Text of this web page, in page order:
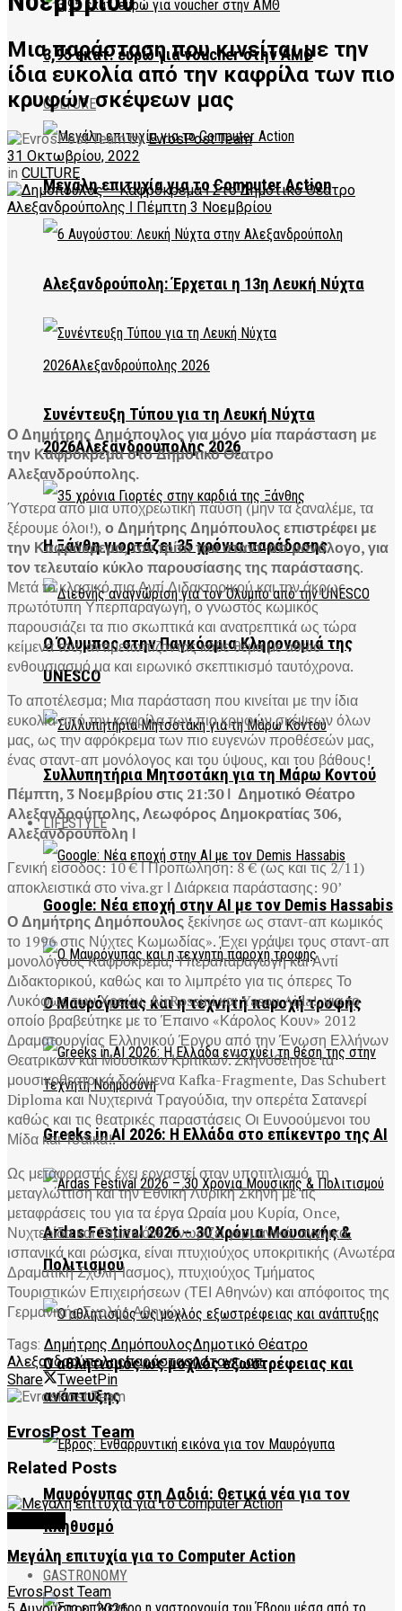
3,95 εκατ. ευρώ για voucher στην ΑΜΘ
CULTURE
Μεγάλη επιτυχία για το Computer Action
Αλεξανδρούπολη: Έρχεται η 13η Λευκή Νύχτα
Συνέντευξη Τύπου για τη Λευκή Νύχτα
2026Αλεξανδρούπολης 2026
Η Ξάνθη γιορτάζει 35 χρόνια παράδοσης
Ο Όλυμπος στην Παγκόσμια Κληρονομιά της
UNESCO
Συλλυπητήρια Μητσοτάκη για τη Μάρω Κοντού
LIFESTYLE
Google: Νέα εποχή στην AI με τον Demis Hassabis
Ο Μαυρόγυπας και η τεχνητή παροχή τροφής
Greeks in AI 2026: Η Ελλάδα στο επίκεντρο της AI
Ardas Festival 2026 – 30 Χρόνια Μουσικής &
Πολιτισμού
Ο αθλητισμός ως μοχλός εξωστρέφειας και
ανάπτυξης
Μαυρόγυπας στη Δαδιά: Θετικά νέα για τον
πληθυσμό
GASTRONOMY
Μια παράσταση που κινείται με την
ίδια ευκολία από την καφρίλα των πιο
κρυφών σκέψεων μας
by EvrosPost Team
31 Οκτωβρίου, 2022
in CULTURE
Ο Δημήτρης Δημόπουλος για μόνο μία παράσταση με
την Καφρόκρεμα στο Δημοτικό Θέατρο
Αλεξανδρούπολης.
Ύστερα από μια υποχρεωτική παύση (μην τα ξαναλέμε, τα
ξέρουμε όλοι!), ο Δημήτρης Δημόπουλος επιστρέφει με
την Καφρόκρεμα, τον τρίτο του σταντ-απ μονόλογο, για
τον τελευταίο κύκλο παρουσίασης της παράστασης.
Μετά το κλασικό πια Αντί Διδακτορικού και την άκρως
πρωτότυπη Υπερπαραγωγή, ο γνωστός κωμικός
παρουσιάζει τα πιο σκωπτικά και ανατρεπτικά ως τώρα
κείμενά του, αντιμετωπίζοντας κάθε θέμα με αθώο
ενθουσιασμό μα και ειρωνικό σκεπτικισμό ταυτόχρονα.
Το αποτέλεσμα; Μια παράσταση που κινείται με την ίδια
ευκολία από την καφρίλα των πιο κρυφών σκέψεων όλων
μας, ως την αφρόκρεμα των πιο ευγενών προθέσεών μας,
ένας σταντ-απ μονόλογος και του ύψους, και του βάθους!
Πέμπτη, 3 Νοεμβρίου στις 21:30 ǀ Δημοτικό Θέατρο
Αλεξανδρούπολης, Λεωφόρος Δημοκρατίας 306,
Αλεξανδρούπολη ǀ
Γενική είσοδος: 10 € ǀ Προπώληση: 8 € (ως και τις 2/11)
αποκλειστικά στο viva.gr ǀ Διάρκεια παράστασης: 90’
Ο Δημήτρης Δημόπουλοςξεκίνησε ως σταντ-απ κωμικός
το 1996 στις Νύχτες Κωμωδίας». Έχει γράψει τους σταντ-απ
μονολόγους Καφρόκρεμα, Υπεραπαραγωγή και Αντί
Διδακτορικού, καθώς και το λιμπρέτο για τις όπερες Το
Λυκόφως των Χρεών, ΑirRossini και Yasou Aida!, για το
οποίο βραβεύτηκε με το Έπαινο «Κάρολος Κουν» 2012
Δραματουργίας Ελληνικού Έργου από την Ένωση Ελλήνων
Θεατρικών και Μουσικών Κριτικών. Σκηνοθέτησε τα
μουσικοθεατρικά δρώμενα Kafka-Fragmente, Das Schubert
Diploma και Νυχτερινά Τραγούδια, την οπερέτα Σατανερί
καθώς και τις θεατρικές παραστάσεις Οι Ευνοούμενοι του
Μίδα και Τσάικα!.
Ως μεταφραστής έχει εργαστεί στον υποτιτλισμό, τη
μεταγλώττιση και την Εθνική Λυρική Σκηνή με τις
μεταφράσεις του για τα έργα Ωραία μου Κυρία, Once,
Νυχτερίδα και Πιμπινόνε. Γνωρίζει γερμανικά, αγγλικά,
ισπανικά και ρώσικα, είναι πτυχιούχος υποκριτικής (Ανωτέρα
Δραματική Σχολή Ίασμος), πτυχιούχος Τμήματος
Τουριστικών Επιχειρήσεων (ΤΕΙ Αθηνών) και απόφοιτος της
Γερμανικής Σχολής Αθηνών.
Tags: Δημήτρης ΔημόπουλοςΔημοτικό Θέατρο
Αλεξανδρούποληςπαράστασησταντ-απ
Share
TweetPin
EvrosPost Team
Related Posts
Μεγάλη επιτυχία για το Computer Action
EvrosPost Team